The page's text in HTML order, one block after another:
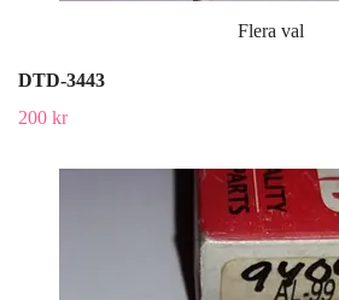
Flera val
DTD-3443
200 kr